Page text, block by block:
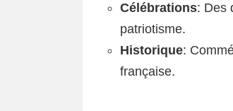
Célébrations: Des
patriotisme.
Historique:
française.